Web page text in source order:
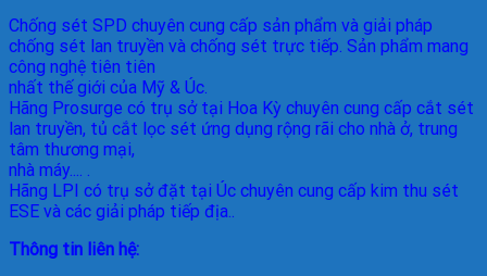
Chống sét SPD chuyên cung cấp sản phẩm và giải pháp
chống sét lan truyền và chống sét trực tiếp. Sản phẩm mang
công nghệ tiên tiên
nhất thế giới của Mỹ & Úc.
Hãng Prosurge có trụ sở tại Hoa Kỳ chuyên cung cấp cắt sét
lan truyền, tủ cắt lọc sét ứng dụng rộng rãi cho nhà ở, trung
tâm thương mại,
nhà máy.... .
Hãng LPI có trụ sở đặt tại Úc chuyên cung cấp kim thu sét
ESE và các giải pháp tiếp địa..
Thông tin liên hệ: